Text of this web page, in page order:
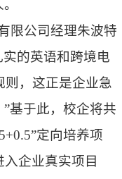
限公司经理朱波特
实的英语和跨境电
则，这正是企业急
”基于此，校企将共
”定向培养项
企业真实项目